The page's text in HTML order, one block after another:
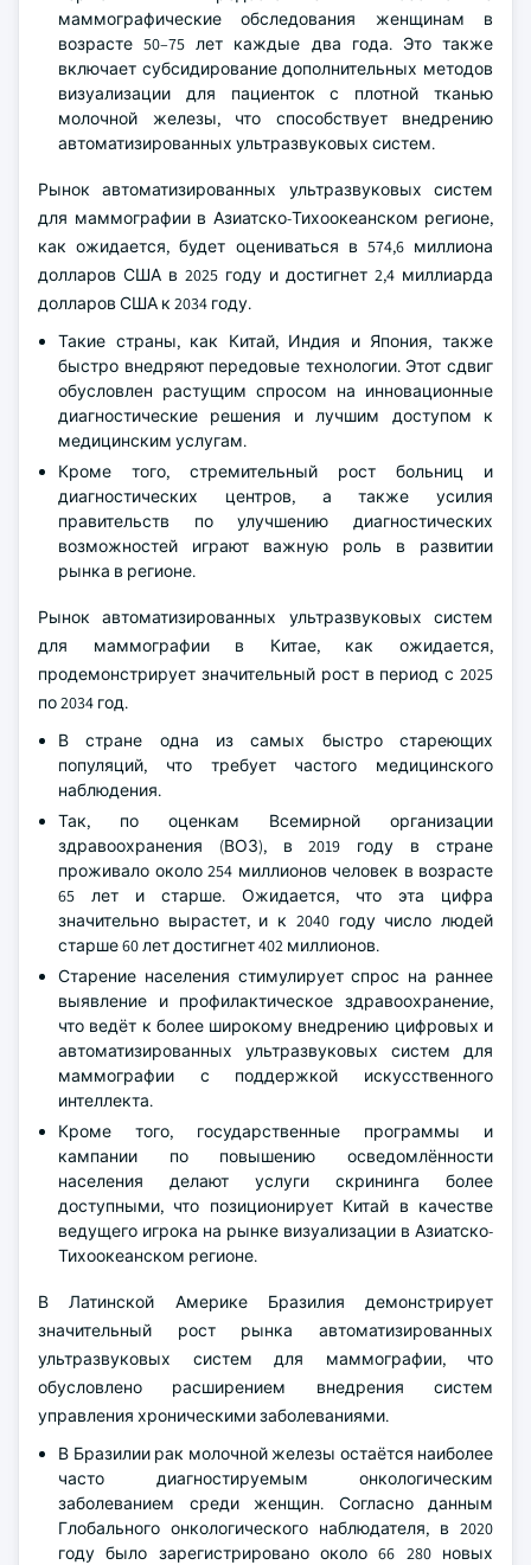
маммографические обследования женщинам в
возрасте 50–75 лет каждые два года. Это также
включает субсидирование дополнительных методов
визуализации для пациенток с плотной тканью
молочной железы, что способствует внедрению
автоматизированных ультразвуковых систем.
Рынок автоматизированных ультразвуковых систем
для маммографии в Азиатско-Тихоокеанском регионе,
как ожидается, будет оцениваться в 574,6 миллиона
долларов США в 2025 году и достигнет 2,4 миллиарда
долларов США к 2034 году.
Такие страны, как Китай, Индия и Япония, также
быстро внедряют передовые технологии. Этот сдвиг
обусловлен растущим спросом на инновационные
диагностические решения и лучшим доступом к
медицинским услугам.
Кроме того, стремительный рост больниц и
диагностических центров, а также усилия
правительств по улучшению диагностических
возможностей играют важную роль в развитии
рынка в регионе.
Рынок автоматизированных ультразвуковых систем
для маммографии в Китае, как ожидается,
продемонстрирует значительный рост в период с 2025
по 2034 год.
В стране одна из самых быстро стареющих
популяций, что требует частого медицинского
наблюдения.
Так, по оценкам Всемирной организации
здравоохранения (ВОЗ), в 2019 году в стране
проживало около 254 миллионов человек в возрасте
65 лет и старше. Ожидается, что эта цифра
значительно вырастет, и к 2040 году число людей
старше 60 лет достигнет 402 миллионов.
Старение населения стимулирует спрос на раннее
выявление и профилактическое здравоохранение,
что ведёт к более широкому внедрению цифровых и
автоматизированных ультразвуковых систем для
маммографии с поддержкой искусственного
интеллекта.
Кроме того, государственные программы и
кампании по повышению осведомлённости
населения делают услуги скрининга более
доступными, что позиционирует Китай в качестве
ведущего игрока на рынке визуализации в Азиатско-
Тихоокеанском регионе.
В Латинской Америке Бразилия демонстрирует
значительный рост рынка автоматизированных
ультразвуковых систем для маммографии, что
обусловлено расширением внедрения систем
управления хроническими заболеваниями.
В Бразилии рак молочной железы остаётся наиболее
часто диагностируемым онкологическим
заболеванием среди женщин. Согласно данным
Глобального онкологического наблюдателя, в 2020
году было зарегистрировано около 66 280 новых